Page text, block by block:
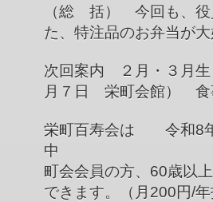
（総 括） 今回も、役
た、特注品のお弁当が
次回案内 ２月・３月生
月７日 栄町会館） 食
栄町百寿会は 令和8
中
町会会員の方、60歳以
できます。（月200円/年